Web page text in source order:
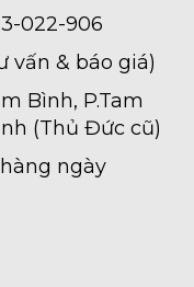
022-906
vấn & báo giá)
Bình, P.Tam
(Thủ Đức cũ)
ngày